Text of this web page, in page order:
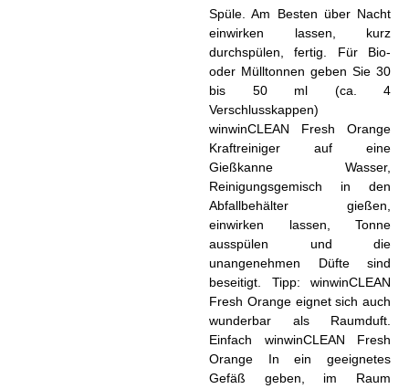
Spüle. Am Besten über Nacht
einwirken lassen, kurz
durchspülen, fertig. Für Bio-
oder Mülltonnen geben Sie 30
bis 50 ml (ca. 4
Verschlusskappen)
winwinCLEAN Fresh Orange
Kraftreiniger auf eine
Gießkanne Wasser,
Reinigungsgemisch in den
Abfallbehälter gießen,
einwirken lassen, Tonne
ausspülen und die
unangenehmen Düfte sind
beseitigt. Tipp: winwinCLEAN
Fresh Orange eignet sich auch
wunderbar als Raumduft.
Einfach winwinCLEAN Fresh
Orange In ein geeignetes
Gefäß geben, im Raum